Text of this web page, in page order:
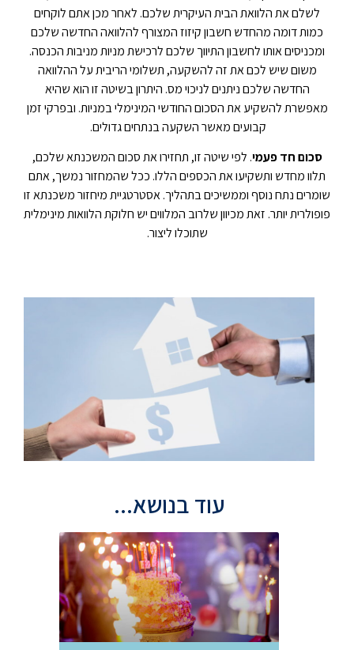
לשלם את הלוואת הבית העיקרית שלכם. לאחר מכן אתם לוקחים
כמות דומה מהחדש חשבון קיזוז המצורף להלוואה החדשה שלכם
ומכניסים אותו לחשבון התיווך שלכם לרכישת מניות מניבות הכנסה.
משום שיש לכם את זה להשקעה, תשלומי הריבית על ההלוואה
החדשה שלכם ניתנים לניכוי מס. היתרון בשיטה זו הוא שהיא
מאפשרת להשקיע את הסכום החודשי המינימלי במניות. ובפרקי זמן
קבועים מאשר השקעה בנתחים גדולים.
סכום חד פעמי. לפי שיטה זו, תחזירו את סכום המשכנתא שלכם,
תלוו מחדש ותשקיעו את הכספים הללו. ככל שהמחזור נמשך, אתם
שומרים נתח נוסף וממשיכים בתהליך. אסטרטגיית מיחזור משכנתא זו
פופולרית יותר. זאת מכיוון שלרוב המלווים יש חלוקת הלוואות מינימלית
שתוכלו ליצור.
עוד בנושא...